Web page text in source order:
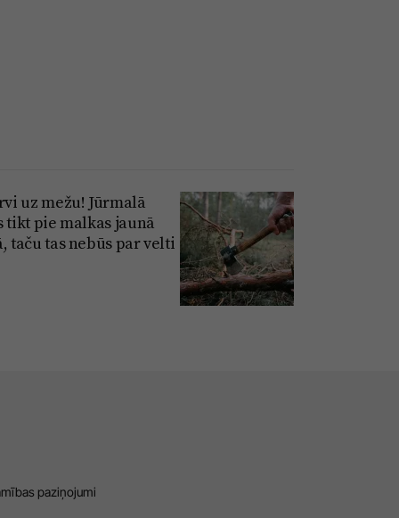
uz mežu! Jūrmalā
tikt pie malkas jaunā
taču tas nebūs par velti
paziņojumi